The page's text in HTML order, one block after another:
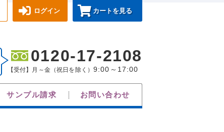
ログイン カートを見る
0120-17-2108
【受付】月～金（祝日を除く）9:00～17:00
サンプル請求 お問い合わせ